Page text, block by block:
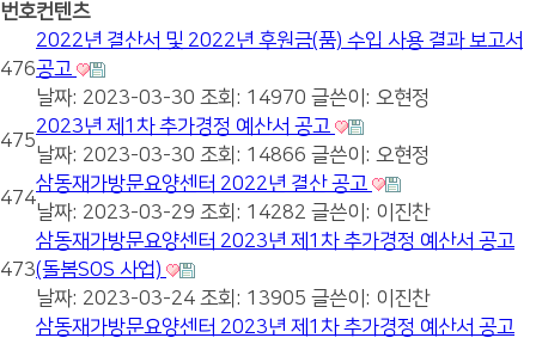
번호컨텐츠
476
2022년 결산서 및 2022년 후원금(품) 수입 사용 결과 보고서
공고
날짜: 2023-03-30 조회: 14970 글쓴이: 오현정
475
2023년 제1차 추가경정 예산서 공고
날짜: 2023-03-30 조회: 14866 글쓴이: 오현정
474
삼동재가방문요양센터 2022년 결산 공고
날짜: 2023-03-29 조회: 14282 글쓴이: 이진찬
473
삼동재가방문요양센터 2023년 제1차 추가경정 예산서 공고
(돌봄SOS 사업)
날짜: 2023-03-24 조회: 13905 글쓴이: 이진찬
삼동재가방문요양센터 2023년 제1차 추가경정 예산서 공고